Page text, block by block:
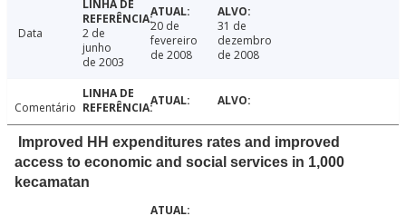
Data
2 de
junho
de 2003
20 de
fevereiro
de 2008
31 de
dezembro
de 2008
Comentário
Improved HH expenditures rates and improved
access to economic and social services in 1,000
kecamatan